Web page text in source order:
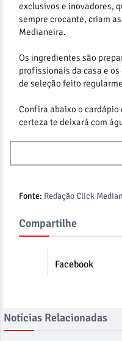
exclusivos e inovadores,
sempre crocante, criam
Medianeira.
Os ingredientes são
profissionais da casa e
de seleção feito
Confira abaixo o cardápio
certeza te deixará com
Fonte: Redação Click
Compartilhe
Facebook
Notícias Relacionadas